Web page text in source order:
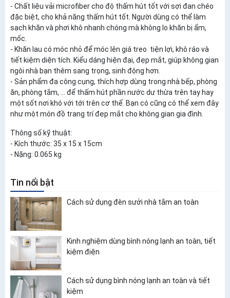
- Chất liệu vải microfiber cho độ thấm hút tốt với sợi đan chéo
đặc biệt, cho khả năng thấm hút tốt. Người dùng có thể làm
sạch khăn và phơi khô nhanh chóng mà không lo khăn bị ẩm,
mốc.
- Khăn lau có móc nhỏ để móc lên giá treo tiện lợi, khô ráo và
tiết kiệm diện tích. Kiểu dáng hiện đại, đẹp mắt, giúp không gian
ngôi nhà bạn thêm sang trọng, sinh động hơn.
- Sản phẩm đa công cụng, thích hợp dùng trong nhà bếp, phòng
ăn, phòng tắm, ... để thấm hút phần nước dư thừa trên tay hay
một sốt nơi khó với tới trên cơ thể. Bạn có cũng có thể xem đây
như một món đồ trang trí đẹp mắt cho không gian gia đình.
Thông số kỹ thuật:
- Kích thước: 35 x 15 x 15cm
- Nặng: 0.065 kg
Tin nổi bật
Cách sử dụng đèn sưởi nhà tắm an toàn
Kinh nghiệm dùng bình nóng lạnh an toàn, tiết
kiệm điện
Cách sử dụng bình nóng lạnh an toàn và tiết
kiệm